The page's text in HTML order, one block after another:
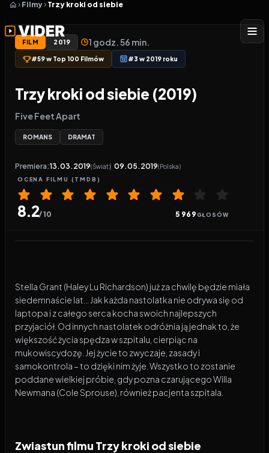
Filmy Trzy kroki od siebie
FILM 2019 1 godz. 56 min.
#59 w Top 100 Filmów #3 w 2019 roku
Trzy kroki od siebie (2019)
Five Feet Apart
ROMANS DRAMAT
Premiera:13.03.2019(Świat) 09.05.2019(Polska)
OCENA FILMU (TMDB)
8.2/ 10 5 969GŁOSÓW
Stella Grant (Haley Lu Richardson) już za chwilę będzie miała
siedemnaście lat… Jak każda nastolatka nie odrywa się od
laptopa i z całego serca kocha swoich najlepszych
przyjaciół. Od innych nastolatek odróżnia ją jednak to, że
większość życia spędza w szpitalu, cierpiąc na
mukowiscydozę. Jej życie to zwyczaje, zasady i
samokontrola – to dzięki nim żyje. Wszystko to zostanie
poddane wielkiej próbie, gdy pozna czarującego Willa
Newmana (Cole Sprouse), również pacjenta szpitala.
Zwiastun filmu Trzy kroki od siebie